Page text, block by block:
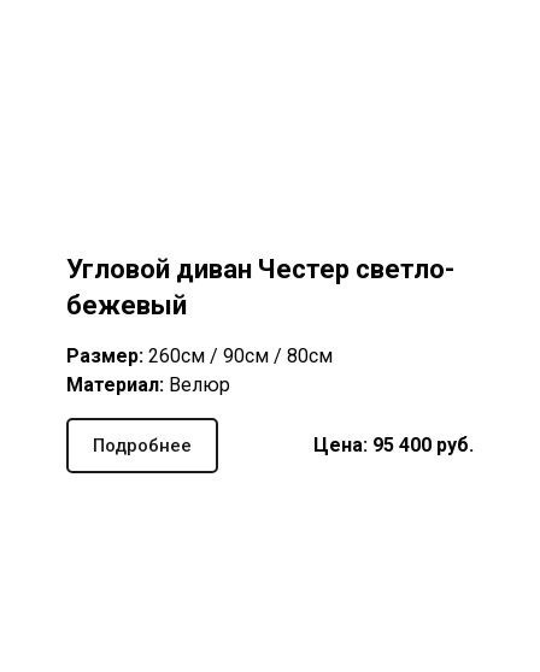
Угловой диван Честер светло-
бежевый
Размер: 260см / 90см / 80см
Материал: Велюр
Подробнее Цена: 95 400 руб.